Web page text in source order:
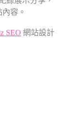
容。
SEO 網站設計